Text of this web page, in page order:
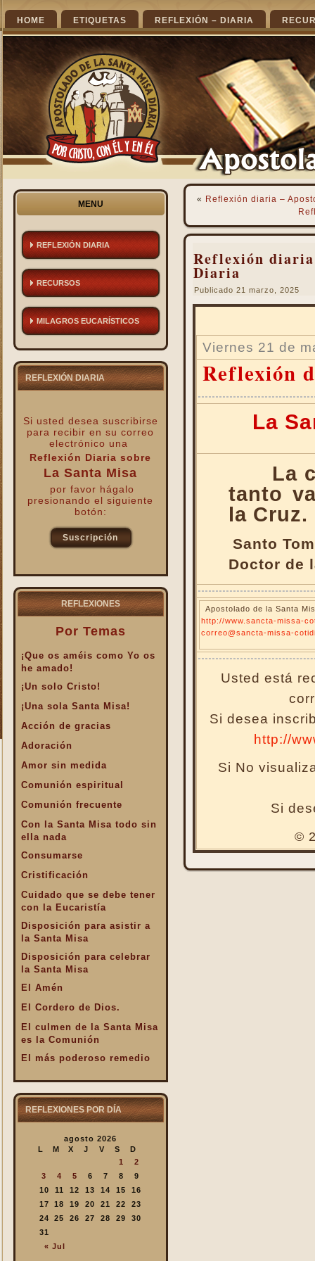
HOME ETIQUETAS REFLEXIÓN – DIARIA
MENU
REFLEXIÓN DIARIA
RECURSOS
MILAGROS EUCARÍSTICOS
REFLEXIÓN DIARIA
Si usted desea suscribirse
para recibiren su correo
electrónico una
Reflexión Diaria sobre
La Santa Misa
por favor hágalo
presionando el siguiente
botón:
Suscripción
REFLEXIONES
Por Temas
¡Que os améis como Yo os
he amado!
¡Un solo Cristo!
¡Una sola Santa Misa!
Acción de gracias
Adoración
Amor sin medida
Comunión espiritual
Comunión frecuente
Con la Santa Misa todo sin
ella nada
Consumarse
Cristificación
Cuidado que se debe tener
con la Eucaristía
Disposición para asistir a
la Santa Misa
Disposición para celebrar
la Santa Misa
El Amén
El Cordero de Dios.
El culmen de la Santa Misa
es la Comunión
El más poderoso remedio
El Pan de la Palabra y el
El Pan nuestro de cada día.
El valor infinto de la Santa
En la Santa Misa Dios nos
da todo
En la Santa Misa la Iglesia
se ofrece a sí misma
En la Santa Misa recibimos
REFLEXIONES POR DÍA
agosto 2026
L
M X J V S D
« Jul
1
2
3
4 5 6 7 8
9
10
11 12 13 14 15
16
17
18 19 20 21 22
23
24
25 26 27 28 29
30
31
« Reflexión diaria –
Reflexión
Diaria
Publicado 21 marzo, 2025
Viernes 21 de
Reflexión
La
La
tanto
la Cruz.
Santo
Doctor de
Apostolado de la Santa
http://www.sancta-missa-
correo@sancta-missa-
Usted está
Si desea
http://
Si No
Si
©